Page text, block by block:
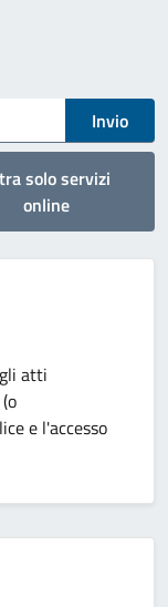
Invio
solo servizi
online
atti
e l'accesso